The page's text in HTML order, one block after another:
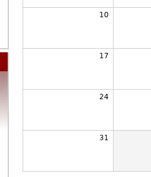
10
17
24
31